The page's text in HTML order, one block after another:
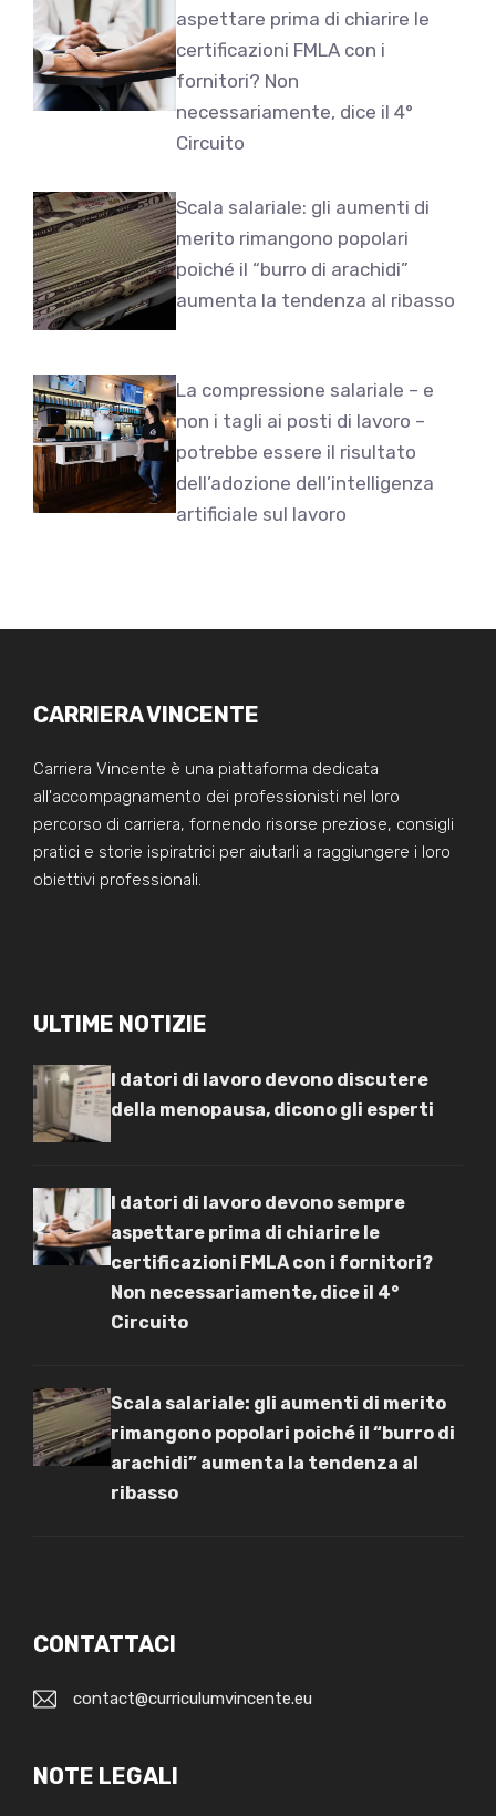
aspettare prima di chiarire le
certificazioni FMLA con i
fornitori? Non
necessariamente, dice il 4°
Circuito
Scala salariale: gli aumenti di
merito rimangono popolari
poiché il “burro di arachidi”
aumenta la tendenza al ribasso
La compressione salariale – e
non i tagli ai posti di lavoro –
potrebbe essere il risultato
dell’adozione dell’intelligenza
artificiale sul lavoro
CARRIERA VINCENTE
Carriera Vincente è una piattaforma dedicata
all'accompagnamento dei professionisti nel loro
percorso di carriera, fornendo risorse preziose, consigli
pratici e storie ispiratrici per aiutarli a raggiungere i loro
obiettivi professionali.
ULTIME NOTIZIE
I datori di lavoro devono discutere
della menopausa, dicono gli esperti
I datori di lavoro devono sempre
aspettare prima di chiarire le
certificazioni FMLA con i fornitori?
Non necessariamente, dice il 4°
Circuito
Scala salariale: gli aumenti di merito
rimangono popolari poiché il “burro di
arachidi” aumenta la tendenza al
ribasso
CONTATTACI
contact@curriculumvincente.eu
NOTE LEGALI